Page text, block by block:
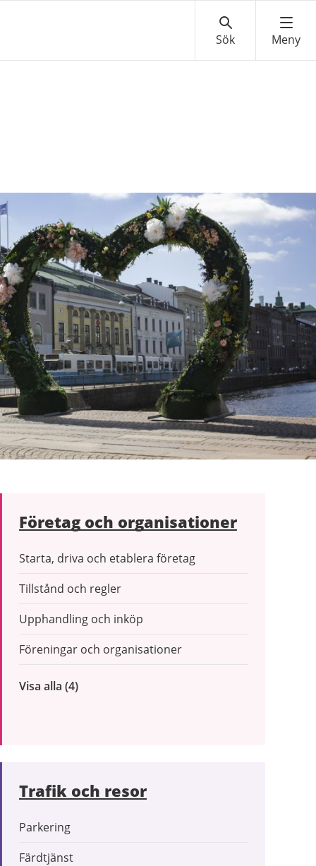
Företag och organisationer
Starta, driva och etablera företag
Tillstånd och regler
Upphandling och inköp
Föreningar och organisationer
Visa alla inom
(4)
Trafik och resor
Parkering
Färdtjänst